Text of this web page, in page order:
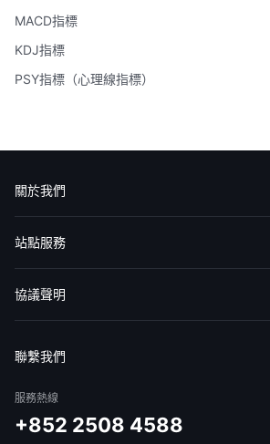
MACD指標
KDJ指標
PSY指標（心理線指標）
關於我們
認識華盛
媒體報導
意見反饋
站點服務
收費標準
交易工具
幫助中心
協議聲明
聯繫我們
服務熱線
+852 2508 4588